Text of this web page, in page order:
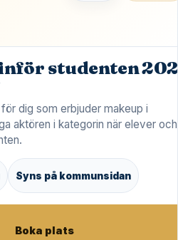
studenten
dig som erbjuder makeup i
aktören i kategorin när elever och
Syns på kommunsidan
Boka plats